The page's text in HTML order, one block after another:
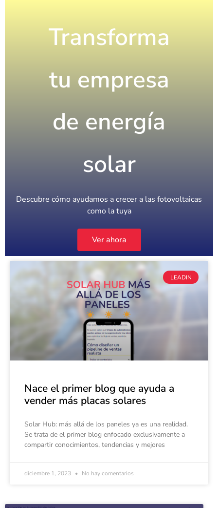
Transforma
tu empresa
de energía
solar
Descubre cómo ayudamos a crecer a las fotovoltaicas
como la tuya
Ver ahora
LEADIN
Nace el primer blog que ayuda a
vender más placas solares
Solar Hub: más allá de los paneles ya es una realidad.
Se trata de el primer blog enfocado exclusivamente a
compartir conocimientos, tendencias y mejores
diciembre 1, 2023 No hay comentarios